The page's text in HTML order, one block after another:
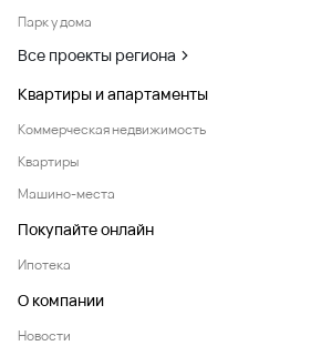
Парк у дома
Все проекты региона
Квартиры и апартаменты
Коммерческая недвижимость
Квартиры
Машино-места
Покупайте онлайн
Ипотека
О компании
Новости